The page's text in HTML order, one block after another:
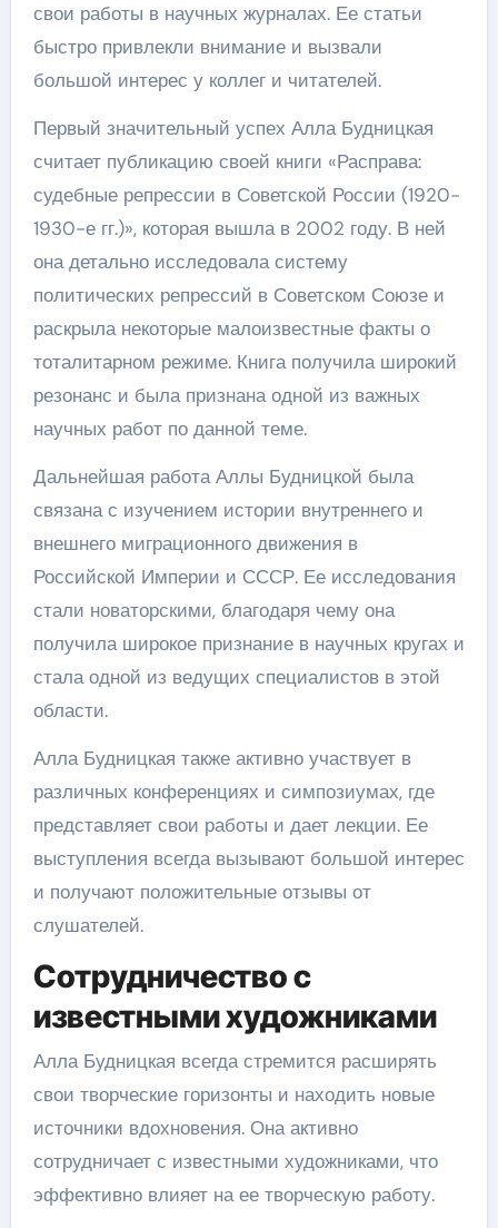
свои работы в научных журналах. Ее статьи
быстро привлекли внимание и вызвали
большой интерес у коллег и читателей.
Первый значительный успех Алла Будницкая
считает публикацию своей книги «Расправа:
судебные репрессии в Советской России (1920-
1930-е гг.)», которая вышла в 2002 году. В ней
она детально исследовала систему
политических репрессий в Советском Союзе и
раскрыла некоторые малоизвестные факты о
тоталитарном режиме. Книга получила широкий
резонанс и была признана одной из важных
научных работ по данной теме.
Дальнейшая работа Аллы Будницкой была
связана с изучением истории внутреннего и
внешнего миграционного движения в
Российской Империи и СССР. Ее исследования
стали новаторскими, благодаря чему она
получила широкое признание в научных кругах и
стала одной из ведущих специалистов в этой
области.
Алла Будницкая также активно участвует в
различных конференциях и симпозиумах, где
представляет свои работы и дает лекции. Ее
выступления всегда вызывают большой интерес
и получают положительные отзывы от
слушателей.
Сотрудничество с
известными художниками
Алла Будницкая всегда стремится расширять
свои творческие горизонты и находить новые
источники вдохновения. Она активно
сотрудничает с известными художниками, что
эффективно влияет на ее творческую работу.